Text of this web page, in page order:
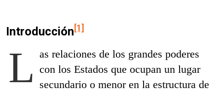
Introducción[1]
L as relaciones de los grandes poderes
con los Estados que ocupan un lugar
secundario o menor en la estructura de